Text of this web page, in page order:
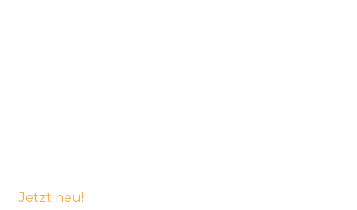
Jetzt neu!